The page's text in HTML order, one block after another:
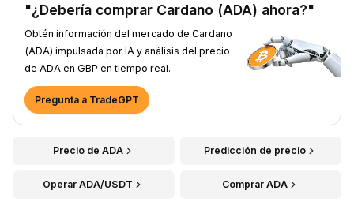
"¿Debería comprar Cardano (ADA) ahora?"
Obtén información del mercado de Cardano
(ADA) impulsada por IA y análisis del precio
de ADA en GBP en tiempo real.
Pregunta a TradeGPT
Precio de ADA Predicción de precio
Operar ADA/USDT Comprar ADA